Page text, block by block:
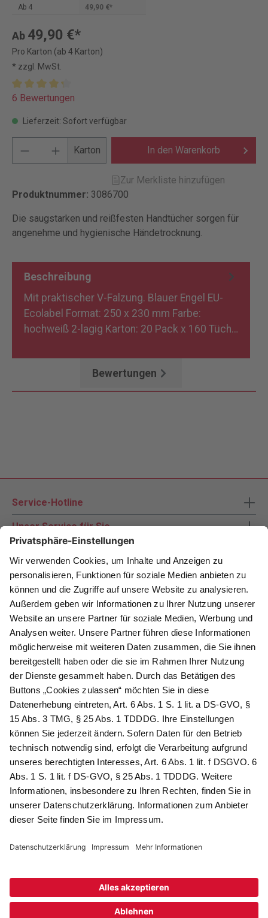
Ab 4 49,90 €*
Ab 49,90 €*
Pro Karton (ab 4 Karton)
* zzgl. MwSt.
6 Bewertungen
Lieferzeit: Sofort verfügbar
Karton In den Warenkorb
Zur Merkliste hinzufügen
Produktnummer: 3086700
Die saugstarken und reißfesten Handtücher sorgen für
angenehme und hygienische Händetrocknung.
Beschreibung
Mit praktischer V-Falzung. Blauer Engel EU-
Ecolabel Format: 250 x 230 mm Farbe:
hochweiß 2-lagig Karton: 20 Pack x 160 Tüch…
Bewertungen
Service-Hotline
Unser Service für Sie
Zahlungsarten
Newsletter abonnieren
Als Dankeschön für Ihr D&K Newsletter-Abo
erhalten Sie ein 10 € -Gutschein:
Das sind Ihre Vorteile
@ Newsletter Abonnieren
Wir verarbeiten Ihre Daten gemäß unserer
Datenschutzerklärung .
Preise zzgl. gesetzlich gültiger MwSt., zzgl.